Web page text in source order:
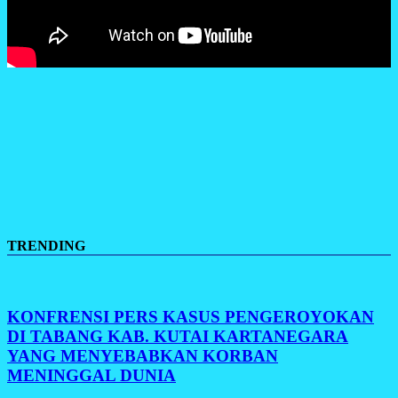
TRENDING
KONFRENSI PERS KASUS PENGEROYOKAN
DI TABANG KAB. KUTAI KARTANEGARA
YANG MENYEBABKAN KORBAN
MENINGGAL DUNIA